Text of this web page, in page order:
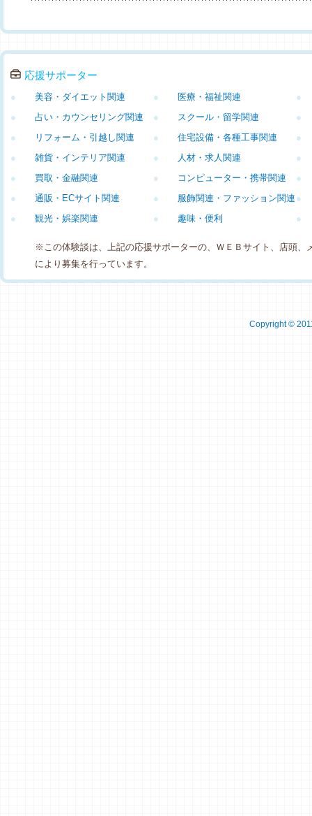
応援サポーター
美容・ダイエット関連
● 医療・福祉関連
●
●
占い・カウンセリング関連
● スクール・留学関連
●
●
リフォーム・引越し関連
● 住宅設備・各種工事関連
●
●
雑貨・インテリア関連
● 人材・求人関連
●
●
買取・金融関連
● コンピューター・携帯関連
●
●
通販・ECサイト関連
● 服飾関連・ファッション関連
●
●
観光・娯楽関連
● 趣味・便利
● ●
※この体験談は、上記の応援サポーターの、ＷＥＢサイト、店頭、
により募集を行っています。
Copyright ©